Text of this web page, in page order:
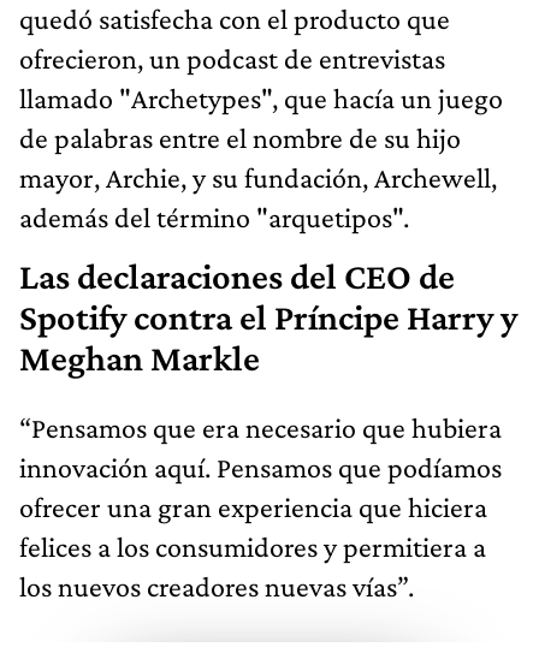
quedó satisfecha con el producto que
ofrecieron, un podcast de entrevistas
llamado "Archetypes", que hacía un juego
de palabras entre el nombre de su hijo
mayor, Archie, y su fundación, Archewell,
además del término "arquetipos".
Las declaraciones del CEO de
Spotify contra el Príncipe Harry y
Meghan Markle
“Pensamos que era necesario que hubiera
innovación aquí. Pensamos que podíamos
ofrecer una gran experiencia que hiciera
felices a los consumidores y permitiera a
los nuevos creadores nuevas vías”.